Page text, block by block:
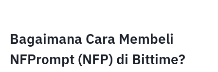
Bagaimana Cara Membeli
NFPrompt (NFP) di Bittime?